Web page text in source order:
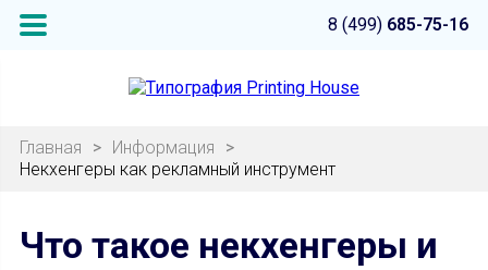
8 (499) 685-75-16
Главная > Информация
>
Некхенгеры как рекламный инструмент
Что такое некхенгеры и